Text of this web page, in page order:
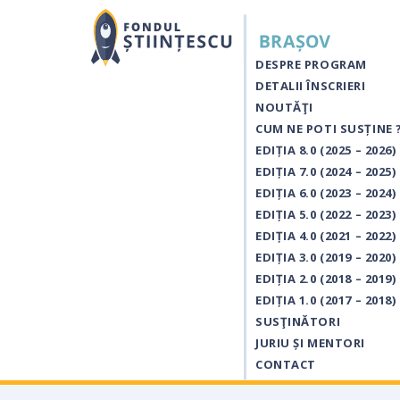
DESPRE PROGRAM
DETALII ÎNSCRIERI
NOUTĂŢI
CUM NE POTI SUSȚINE
EDIȚIA 8.0 (2025 – 2026)
EDIȚIA 7.0 (2024 – 2025)
EDIȚIA 6.0 (2023 – 2024)
EDIȚIA 5.0 (2022 – 2023)
EDIȚIA 4.0 (2021 – 2022)
EDIȚIA 3.0 (2019 – 2020)
EDIȚIA 2.0 (2018 – 2019)
EDIȚIA 1.0 (2017 – 2018)
SUSŢINĂTORI
JURIU ȘI MENTORI
CONTACT